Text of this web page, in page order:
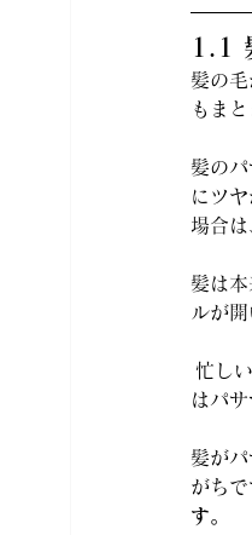
1.1
髪の毛
もま
髪の
にツ
場合は
髪は
ルが
忙し
はパ
髪が
がちで
す。